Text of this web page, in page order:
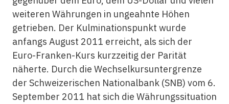
weiteren Währungen in ungeahnte Höhen
getrieben. Der Kulminationspunkt wurde
anfangs August 2011 erreicht, als sich der
Euro-Franken-Kurs kurzzeitig der Parität
näherte. Durch die Wechselkursuntergrenze
der Schweizerischen Nationalbank (SNB) vom 6.
September 2011 hat sich die Währungssituation